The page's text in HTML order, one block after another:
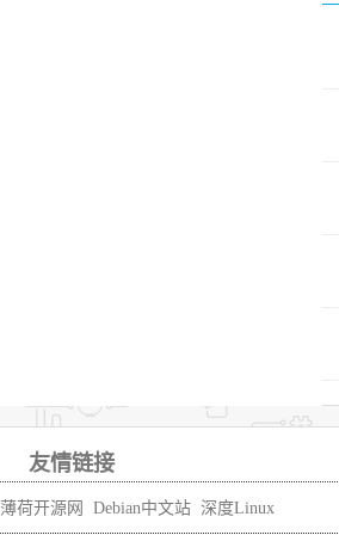
友情链接
薄荷开源网 Debian中文站 深度Linux